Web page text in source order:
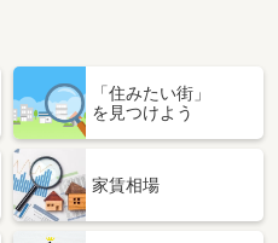
「住みたい街」
を見つけよう
家賃相場